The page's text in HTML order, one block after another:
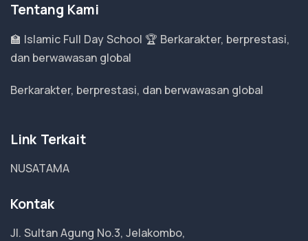
Tentang Kami
🏫 Islamic Full Day School 🏆 Berkarakter, berprestasi,
dan berwawasan global
Berkarakter, berprestasi, dan berwawasan global
Link Terkait
NUSATAMA
Kontak
Jl. Sultan Agung No.3, Jelakombo,